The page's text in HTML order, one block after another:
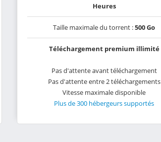
Heures
Taille maximale du torrent :500 Go
Téléchargement premium illimité
Pas d'attente avant téléchargement
Pas d'attente entre 2 téléchargements
Vitesse maximale disponible
Plus de 300 hébergeurs supportés